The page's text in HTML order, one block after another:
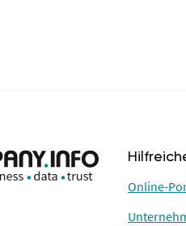
Online-